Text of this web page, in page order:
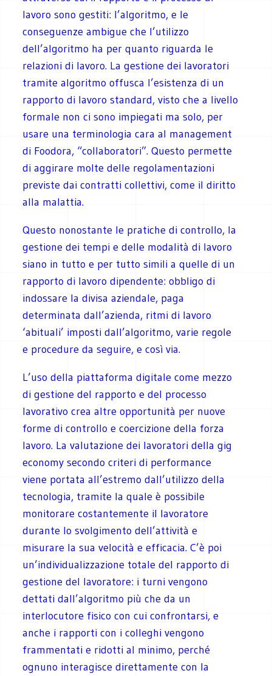
lavoro sono gestiti: l’algoritmo, e le
conseguenze ambigue che l’utilizzo
dell’algoritmo ha per quanto riguarda le
relazioni di lavoro. La gestione dei lavoratori
tramite algoritmo offusca l’esistenza di un
rapporto di lavoro standard, visto che a livello
formale non ci sono impiegati ma solo, per
usare una terminologia cara al management
di Foodora, “collaboratori”. Questo permette
di aggirare molte delle regolamentazioni
previste dai contratti collettivi, come il diritto
alla malattia.
Questo nonostante le pratiche di controllo, la
gestione dei tempi e delle modalità di lavoro
siano in tutto e per tutto simili a quelle di un
rapporto di lavoro dipendente: obbligo di
indossare la divisa aziendale, paga
determinata dall’azienda, ritmi di lavoro
‘abituali’ imposti dall’algoritmo, varie regole
e procedure da seguire, e così via.
L’uso della piattaforma digitale come mezzo
di gestione del rapporto e del processo
lavorativo crea altre opportunità per nuove
forme di controllo e coercizione della forza
lavoro. La valutazione dei lavoratori della gig
economy secondo criteri di performance
viene portata all’estremo dall’utilizzo della
tecnologia, tramite la quale è possibile
monitorare costantemente il lavoratore
durante lo svolgimento dell’attività e
misurare la sua velocità e efficacia. C’è poi
un’individualizzazione totale del rapporto di
gestione del lavoratore: i turni vengono
dettati dall’algoritmo più che da un
interlocutore fisico con cui confrontarsi, e
anche i rapporti con i colleghi vengono
frammentati e ridotti al minimo, perché
ognuno interagisce direttamente con la